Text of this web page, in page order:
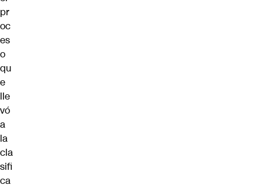
pr
oc
es
o
qu
e
lle
vó
a
la
cla
sifi
ca